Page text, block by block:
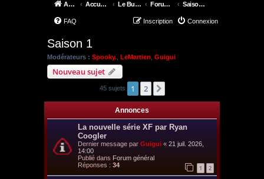
Accueil Accueil du forum Le Bureau des X-Files Forum épisodes Saison 1
FAQ Connexion
Inscription
Saison 1
Modérateurs : Spooky. LeMartien Guigui
Nouveau sujet
45 sujets 1 2
Annonces
La nouvelle série XF par Ryan
Coogler
Dernier message par Guigui « 21 juil. 2026,
14:00
Publié dans Forum général
Réponses : 34 1 2